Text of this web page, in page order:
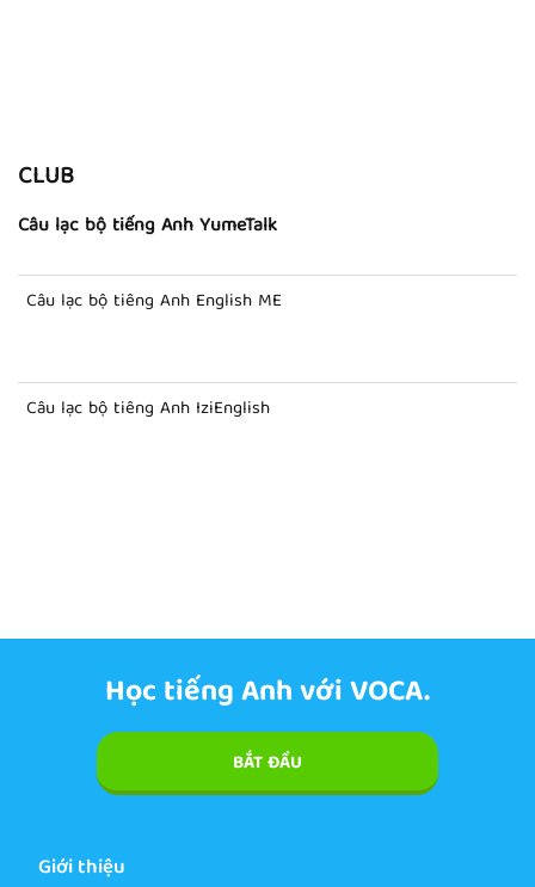
CLUB
Câu lạc bộ tiếng Anh YumeTalk
Câu lạc bộ tiếng Anh English ME
Câu lạc bộ tiếng Anh IziEnglish
Học tiếng Anh với VOCA.
BẮT ĐẦU
Giới thiệu